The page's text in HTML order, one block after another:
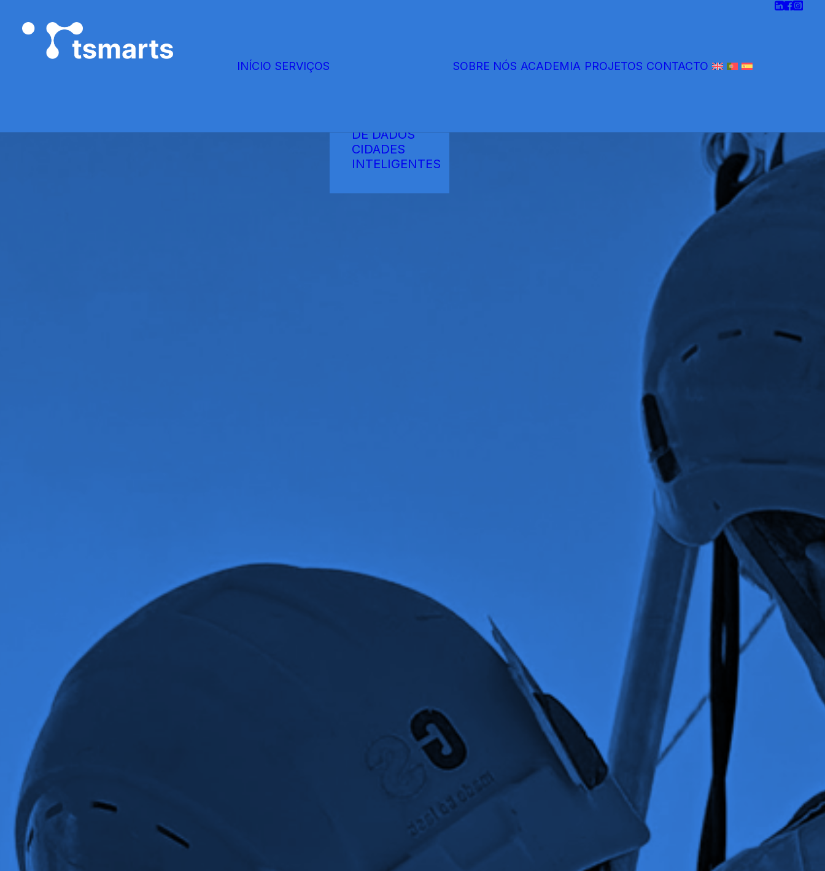
INÍCIO SERVIÇOS
DE DADOS
CIDADES
INTELIGENTES
SOBRE NÓS ACADEMIA PROJETOS CONTACTO